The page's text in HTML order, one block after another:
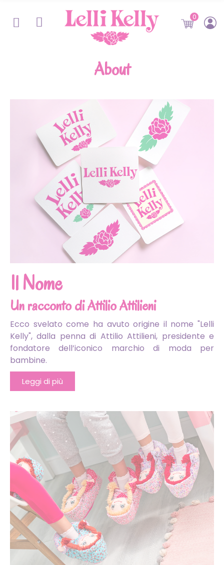
0
About
Il Nome
Un racconto di Attilio Attilieni
Ecco svelato come ha avuto origine il nome "Lelli
Kelly", dalla penna di Attilio Attilieni, presidente e
fondatore dell’iconico marchio di moda per
bambine.
Leggi di più